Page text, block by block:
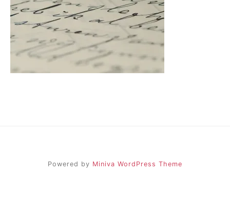
Powered by Miniva WordPress Theme